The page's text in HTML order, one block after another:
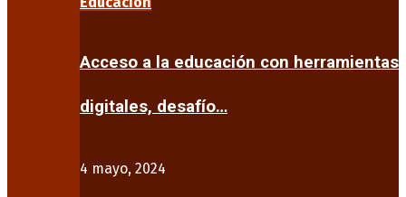
Acceso a la educación con herramientas
digitales, desafío…
4 mayo, 2024